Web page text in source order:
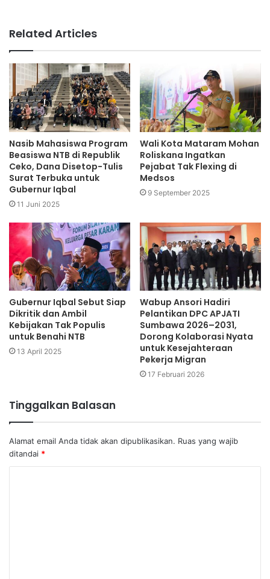
Related Articles
Nasib Mahasiswa Program
Beasiswa NTB di Republik
Ceko, Dana Disetop-Tulis
Surat Terbuka untuk
Gubernur Iqbal
11 Juni 2025
Wali Kota Mataram Mohan
Roliskana Ingatkan
Pejabat Tak Flexing di
Medsos
9 September 2025
Gubernur Iqbal Sebut Siap
Dikritik dan Ambil
Kebijakan Tak Populis
untuk Benahi NTB
13 April 2025
Wabup Ansori Hadiri
Pelantikan DPC APJATI
Sumbawa 2026–2031,
Dorong Kolaborasi Nyata
untuk Kesejahteraan
Pekerja Migran
17 Februari 2026
Tinggalkan Balasan
Alamat email Anda tidak akan dipublikasikan. Ruas yang wajib
ditandai *